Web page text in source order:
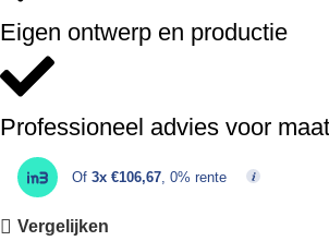
Eigen ontwerp en productie
Professioneel advies voor
Of 3x €106,67, 0% rente
Vergelijken